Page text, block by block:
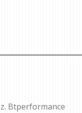
Btperformance